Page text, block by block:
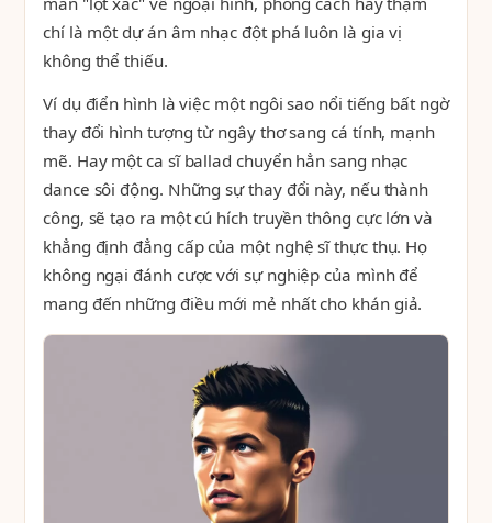
chí là một dự án âm nhạc đột phá luôn là gia vị
không thể thiếu.
Ví dụ điển hình là việc một ngôi sao nổi tiếng bất ngờ
thay đổi hình tượng từ ngây thơ sang cá tính, mạnh
mẽ. Hay một ca sĩ ballad chuyển hẳn sang nhạc
dance sôi động. Những sự thay đổi này, nếu thành
công, sẽ tạo ra một cú hích truyền thông cực lớn và
khẳng định đẳng cấp của một nghệ sĩ thực thụ. Họ
không ngại đánh cược với sự nghiệp của mình để
mang đến những điều mới mẻ nhất cho khán giả.